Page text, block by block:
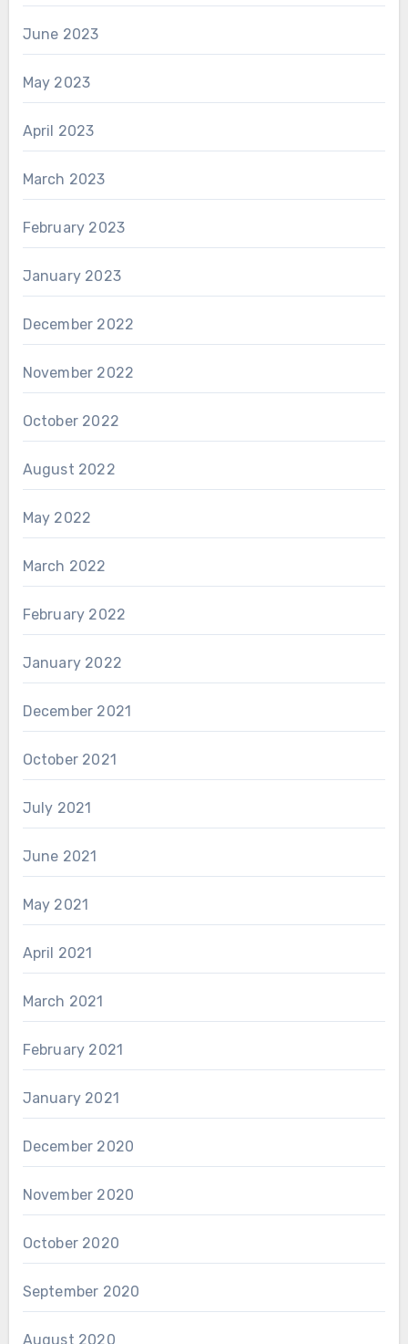
June 2023
May 2023
April 2023
March 2023
February 2023
January 2023
December 2022
November 2022
October 2022
August 2022
May 2022
March 2022
February 2022
January 2022
December 2021
October 2021
July 2021
June 2021
May 2021
April 2021
March 2021
February 2021
January 2021
December 2020
November 2020
October 2020
September 2020
August 2020